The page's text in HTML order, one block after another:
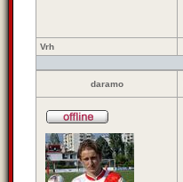
Vrh
daramo